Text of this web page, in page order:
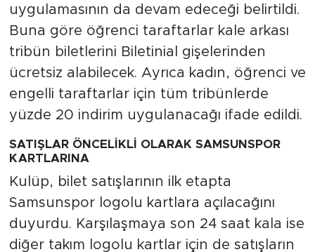
uygulamasının da devam edeceği belirtildi.
Buna göre öğrenci taraftarlar kale arkası
tribün biletlerini Biletinial gişelerinden
ücretsiz alabilecek. Ayrıca kadın, öğrenci ve
engelli taraftarlar için tüm tribünlerde
yüzde 20 indirim uygulanacağı ifade edildi.
SATIŞLAR ÖNCELİKLİ OLARAK SAMSUNSPOR
KARTLARINA
Kulüp, bilet satışlarının ilk etapta
Samsunspor logolu kartlara açılacağını
duyurdu. Karşılaşmaya son 24 saat kala ise
diğer takım logolu kartlar için de satışların